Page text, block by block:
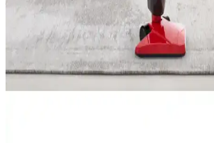
Anker 545 Nano Powerbank ve
Karşılaştırması: Hangi Taşınabilir
İçin Uygun
Bu karşılaştırmada, Anker 545 Nano ve
powerbank'lerin özellikleri, avantajları ve